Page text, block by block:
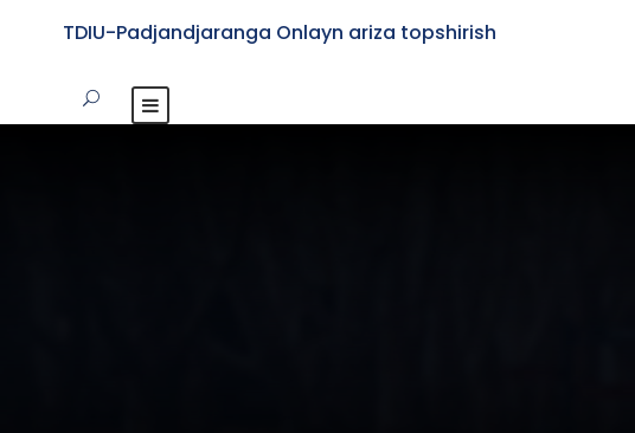
TDIU-Padjandjaranga Onlayn ariza topshirish